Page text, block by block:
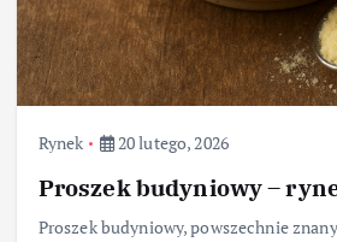
Rynek 20 lutego, 2026
Proszek budyniowy –
Proszek budyniowy, powszechnie